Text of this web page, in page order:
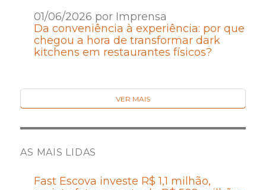
01/06/2026 por Imprensa
Da conveniência à experiência: por que
chegou a hora de transformar dark
kitchens em restaurantes físicos?
VER MAIS
AS MAIS LIDAS
Fast Escova investe R$ 1,1 milhão,